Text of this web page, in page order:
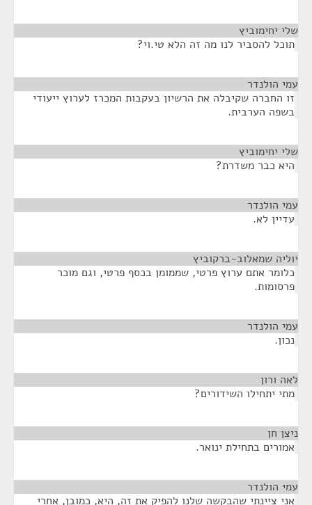
שלי יחימוביץ
תוכל להסביר לנו מה זה הלא טי.וי?
עמי הולנדר
זו החברה שקיבלה את הרשיון בעקבות המכרז לערוץ ייעודי
בשפה הערבית.
שלי יחימוביץ
היא כבר משדרת?
עמי הולנדר
עדיין לא.
יוליה שמאלוב-ברקוביץ
כלומר אתם ערוץ פרטי, שממומן בכסף פרטי, וגם מוכר
פרסומות.
עמי הולנדר
נכון.
לאה ורון
מתי יתחילו השידורים?
ניצן חן
אמורים בתחילת ינואר.
עמי הולנדר
אני ציינתי שהבקשה שלנו להפיק את זה, היא, כמובן, אחרי